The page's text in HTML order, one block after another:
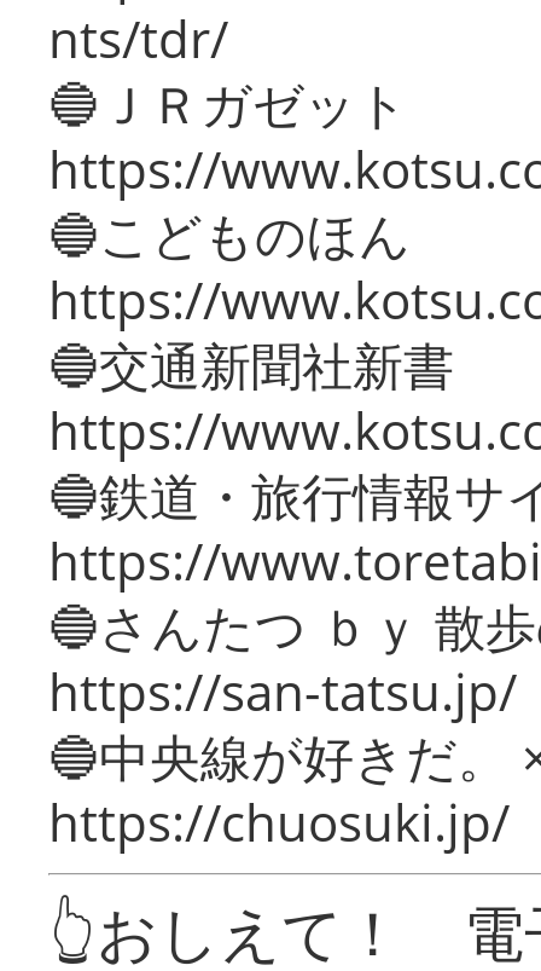
nts/tdr/
🔵ＪＲガゼット
https://
🔵こどものほん
https://
🔵交通新聞社新書
https://
🔵鉄道・旅行情報サ
https://
🔵さんたつ ｂｙ 散
https://san-tatsu.jp/
🔵中央線が好きだ。
https://chuosuki.jp/
👆おしえて！ 電